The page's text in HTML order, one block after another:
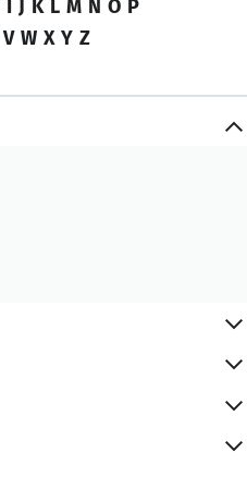
I J K L M N O P
V W X Y Z